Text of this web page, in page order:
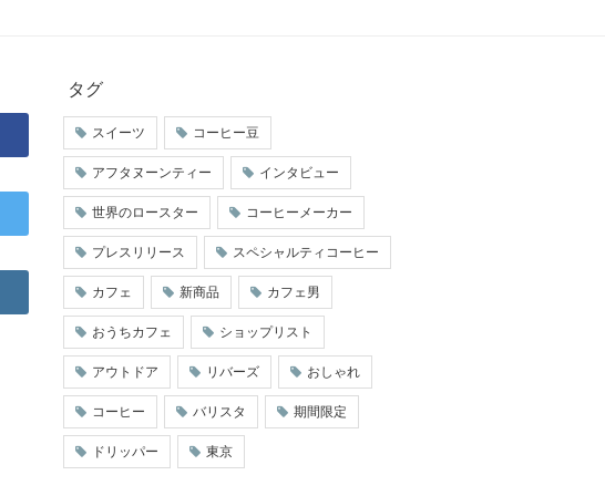
タグ
スイーツ コーヒー豆
アフタヌーンティー インタビュー
世界のロースター コーヒーメーカー
プレスリリース スペシャルティコーヒー
カフェ 新商品 カフェ男
おうちカフェ ショップリスト
アウトドア リバーズ おしゃれ
コーヒー バリスタ 期間限定
ドリッパー 東京